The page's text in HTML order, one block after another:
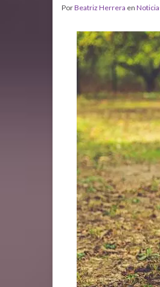
PorBeatriz Herrera en